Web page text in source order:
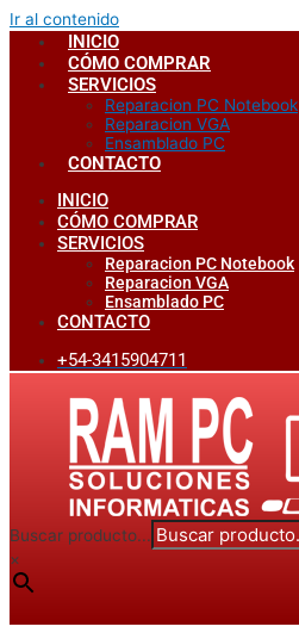
Ir al contenido
INICIO
CÓMO COMPRAR
SERVICIOS
Reparacion PC Notebook
Reparacion VGA
Ensamblado PC
CONTACTO
INICIO
CÓMO COMPRAR
SERVICIOS
Reparacion PC Notebook
Reparacion VGA
Ensamblado PC
CONTACTO
+54-3415904711
Buscar producto...
×